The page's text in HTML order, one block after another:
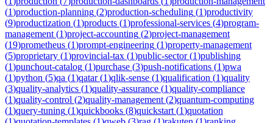
(1)production-planning (2)production-scheduling (1)productivity
(9)productization (1)products (1)professional-services (4)program-
management (1)project-accounting (2)project-management
(19)prometheus (1)prompt-engineering (1)property-management
(5)proprietary (1)provincial-tax (1)public-sector(1)publishing
(1)punchout-catalog (1)purchase (3)push-notifications (1)pwa
(1)python (5)qa (1)qatar(1)qlik-sense (1)qualification (1)quality
(3)quality-analytics (1)quality-assurance (1)quality-compliance
(1)quality-control (2)quality-management (2)quantum-computing
(1)query-tuning (1)quickbooks (8)quickstart (1)quotation